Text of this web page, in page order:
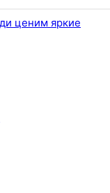
ценим яркие